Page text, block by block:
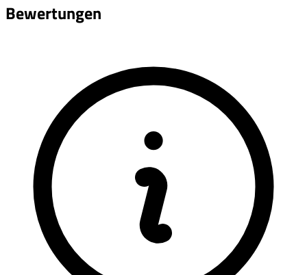
Bewertungen